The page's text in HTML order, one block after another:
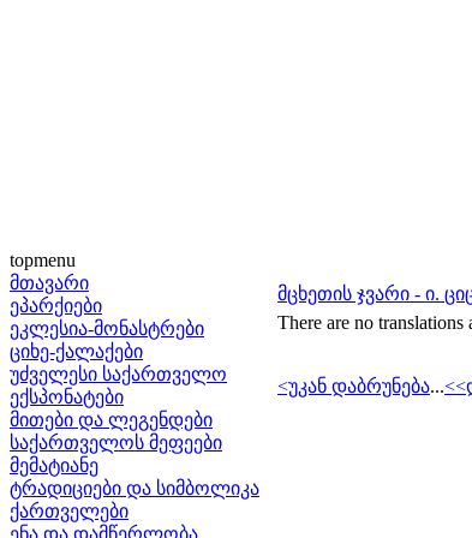
topmenu
მთავარი
ეპარქიები
ეკლესია-მონასტრები
ციხე-ქალაქები
უძველესი საქართველო
ექსპონატები
მითები და ლეგენდები
საქართველოს მეფეები
მემატიანე
ტრადიციები და სიმბოლიკა
ქართველები
ენა და დამწერლობა
მცხეთის ჯვარი - ი.
There are no translations
<უკან დაბრუნება...